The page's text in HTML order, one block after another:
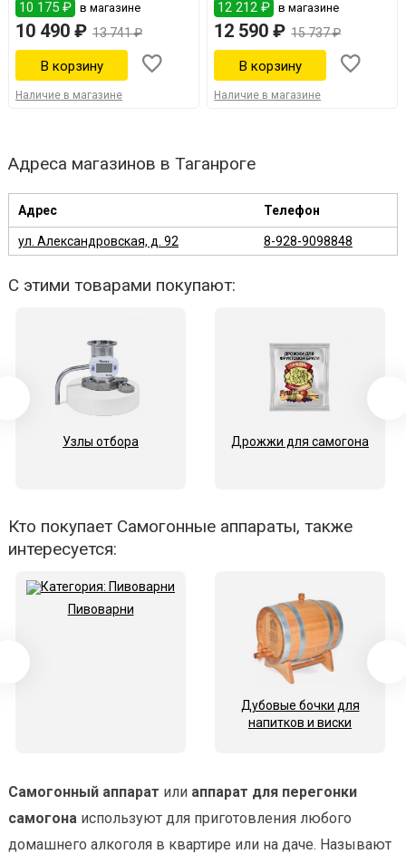
10 175 ₽ в магазине
10 490 ₽ 13 741 ₽
Наличие в магазине
12 212 ₽ в магазине
12 590 ₽ 15 737 ₽
Наличие в магазине
Адреса магазинов в Таганроге
Адрес Телефон
ул. Александровская, д. 92 8-928-9098848
С этими товарами покупают:
Узлы отбора Дрожжи для самогона
Кто покупает Самогонные аппараты, также
интересуется:
Пивоварни
Дубовые бочки для
напитков и виски
Самогонный аппарат или аппарат для перегонки
самогона используют для приготовления любого
домашнего алкоголя в квартире или на даче. Называют